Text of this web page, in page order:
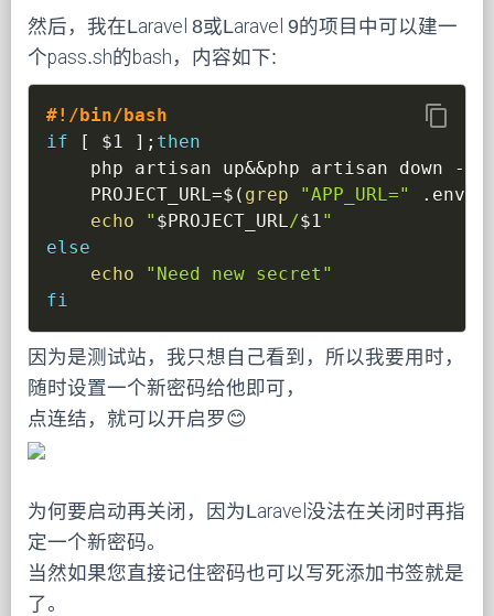
然后，我在Laravel 8或Laravel 9的项目中可以建一
个pass.sh的bash，内容如下:
content_copy
#!/bin/bash
if
[ $1 ] ; then
    php artisan up
&&php artisan down
--
PROJECT_URL =$( grep "APP_URL=" .env
echo
" $PROJECT_URL /$1 "
else
echo
"Need new secret"
fi
因为是测试站，我只想自己看到，所以我要用时，
随时设置一个新密码给他即可，
点连结，就可以开启罗😊
为何要启动再关闭，因为Laravel没法在关闭时再指
定一个新密码。
当然如果您直接记住密码也可以写死添加书签就是
了。